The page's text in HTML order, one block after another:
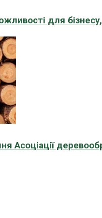
для
Асоціації